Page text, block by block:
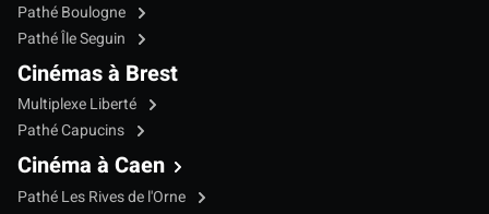
Pathé Boulogne
Pathé Île Seguin
Cinémas à Brest
Multiplexe Liberté
Pathé Capucins
Cinéma à Caen
Pathé Les Rives de l'Orne